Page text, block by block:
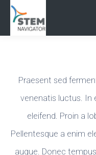
Praesent sed
venenatis luctus. In
eleifend. Proin a
Pellentesque a enim
augue. Donec